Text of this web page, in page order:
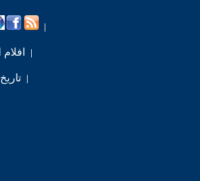
تاريخ